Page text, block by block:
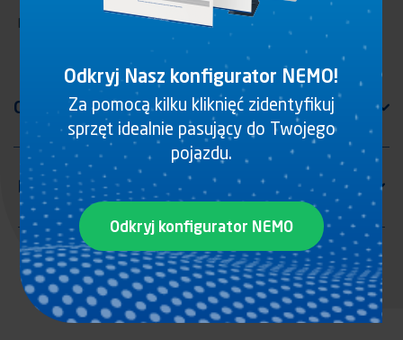
Błotniki tandem z polietylenu czarne
Odkryj Nasz konfigurator NEMO!
Za pomocą kilku kliknięć zidentyfikuj
sprzęt idealnie pasujący do Twojego
pojazdu.
Odkryj konfigurator NEMO